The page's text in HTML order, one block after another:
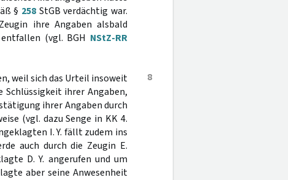
§ 258StGB verdächtig war.
ihre Angaben alsbald
(vgl. BGH NStZ-RR
8
weil sich das Urteil insoweit
ihrer Angaben,
ihrer Angaben durch
(vgl. dazu Senge in KK 4.
I. Y. fällt zudem ins
auch durch die Zeugin E.
D. Y. angerufen und um
aber seine Anwesenheit